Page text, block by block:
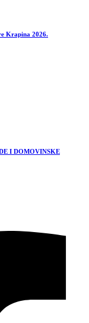
Krapina 2026.
I DOMOVINSKE